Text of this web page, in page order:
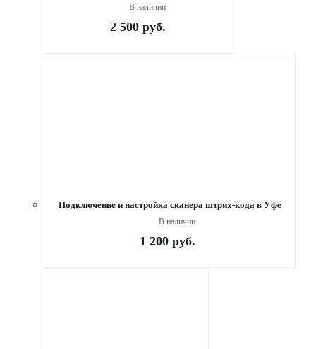
В наличии
2 500 руб.
Подключение и настройка сканера штрих-кода в Уфе
В наличии
1 200 руб.